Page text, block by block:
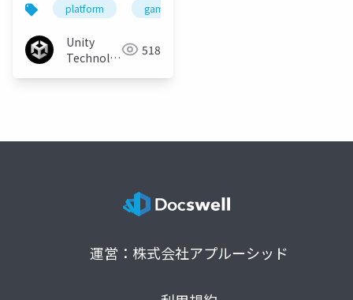
Webと現在と未来
platform game
Unity
Technologies 518
運営：株式会社アプルーシッド